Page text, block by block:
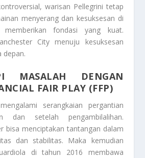
warisan Pellegrini tetap
menyerang dan kesuksesan di
fondasi yang kuat.
City menuju kesuksesan
depan.
MASALAH DENGAN
FAIR PLAY (FFP)
serangkaian pergantian
dan setelah pengambilalihan.
bisa menciptakan tantangan dalam
dan stabilitas. Maka kemudian
di tahun 2016 membawa